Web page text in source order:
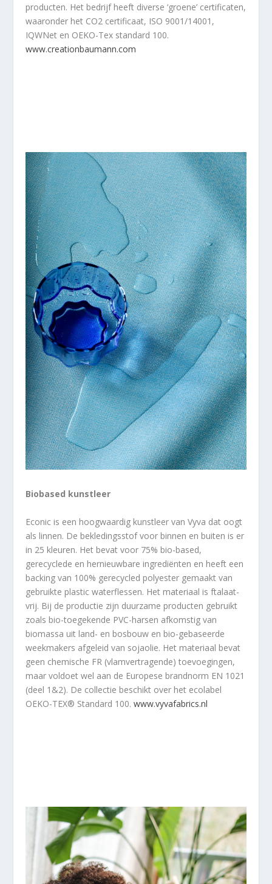
producten. Het bedrijf heeft diverse ‘groene’ certificaten,
waaronder het CO2 certificaat, ISO 9001/14001,
IQWNet en OEKO-Tex standard 100.
www.creationbaumann.com
Biobased kunstleer
Econic is een hoogwaardig kunstleer van Vyva dat oogt
als linnen. De bekledingsstof voor binnen en buiten is er
in 25 kleuren. Het bevat voor 75% bio-based,
gerecyclede en hernieuwbare ingrediënten en heeft een
backing van 100% gerecycled polyester gemaakt van
gebruikte plastic waterflessen. Het materiaal is ftalaat-
vrij. Bij de productie zijn duurzame producten gebruikt
zoals bio-toegekende PVC-harsen afkomstig van
biomassa uit land- en bosbouw en bio-gebaseerde
weekmakers afgeleid van sojaolie. Het materiaal bevat
geen chemische FR (vlamvertragende) toevoegingen,
maar voldoet wel aan de Europese brandnorm EN 1021
(deel 1&2). De collectie beschikt over het ecolabel
OEKO-TEX® Standard 100. www.vyvafabrics.nl